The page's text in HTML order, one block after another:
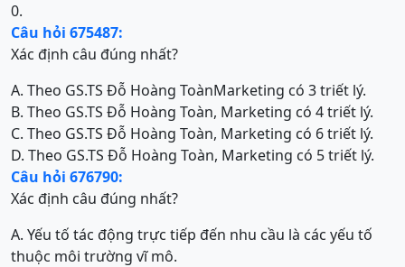
0.
Câu hỏi 675487:
Xác định câu đúng nhất?
A. Theo GS.TS Đỗ Hoàng ToànMarketing có 3 triết lý.
B. Theo GS.TS Đỗ Hoàng Toàn, Marketing có 4 triết lý.
C. Theo GS.TS Đỗ Hoàng Toàn, Marketing có 6 triết lý.
D. Theo GS.TS Đỗ Hoàng Toàn, Marketing có 5 triết lý.
Câu hỏi 676790:
Xác định câu đúng nhất?
A. Yếu tố tác động trực tiếp đến nhu cầu là các yếu tố
thuộc môi trường vĩ mô.